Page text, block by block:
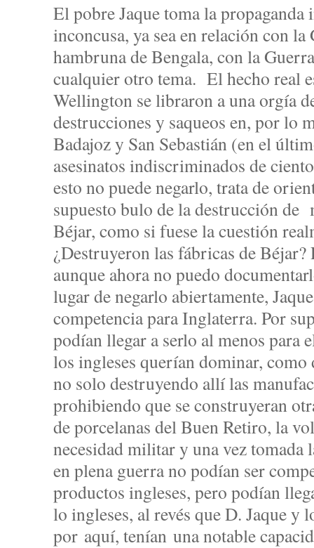
El pobre Jaque toma la propaganda
inconcusa, ya sea en relación con
hambruna de Bengala, con la
cualquier otro tema. El hecho real
Wellington se libraron a una orgía
destrucciones y saqueos en, por lo
Badajoz y San Sebastián (en el
asesinatos indiscriminados de
esto no puede negarlo, trata de
supuesto bulo de la destrucción de
Béjar, como si fuese la cuestión
¿Destruyeron las fábricas de
aunque ahora no puedo
lugar de negarlo abiertamente,
competencia para Inglaterra. Por
podían llegar a serlo al menos para
los ingleses querían dominar,
no solo destruyendo allí las
prohibiendo que se construyeran
de porcelanas del Buen Retiro, la
necesidad militar y una vez tomada
en plena guerra no podían ser
productos ingleses, pero podían
lo ingleses, al revés que D. Jaque y
por aquí, tenían una notable